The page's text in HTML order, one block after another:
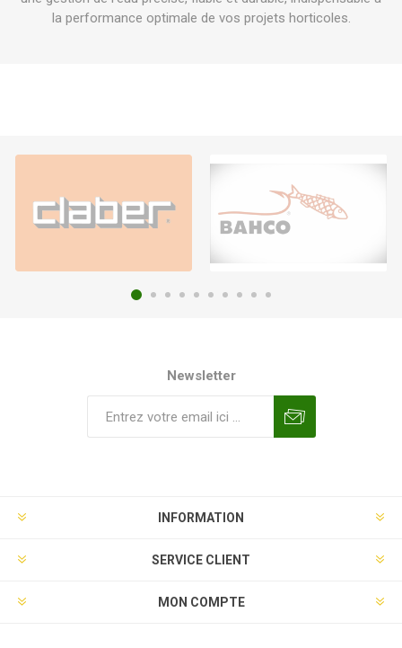
la performance optimale de vos projets horticoles.
Newsletter
INFORMATION
SERVICE CLIENT
MON COMPTE